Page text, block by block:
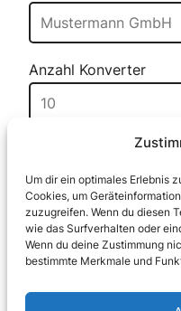
Um dir ein optimales Erlebnis
Cookies, um
zuzugreifen. Wenn du diesen
wie das Surfverhalten oder
Wenn du deine Zustimmung
bestimmte Merkmale und
Anzahl Konverter
Wir verwenden Ihre
Ihrer Anfrage.
unserer
Bitte lasse dieses